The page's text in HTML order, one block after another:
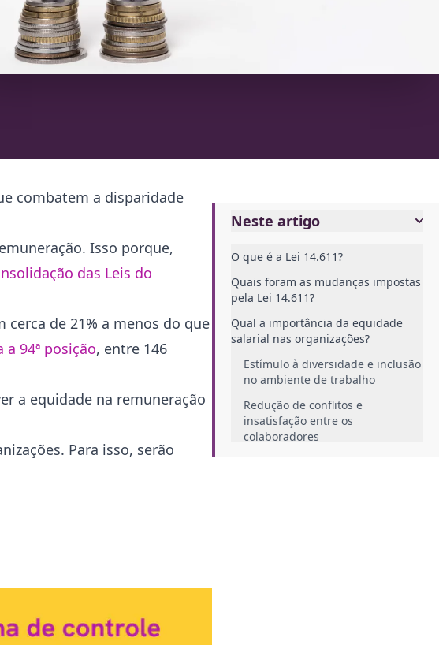
Neste artigo
O que é a Lei 14.611?
Quais foram as mudanças impostas
pela Lei 14.611?
Qual a importância da equidade
salarial nas organizações?
Estímulo à diversidade e inclusão
no ambiente de trabalho
Redução de conflitos e
insatisfação entre os
colaboradores
combatem a disparidade
Isso porque,
das Leis do
cerca de 21% a menos do que
94ª posição, entre 146
a equidade na remuneração
Para isso, serão